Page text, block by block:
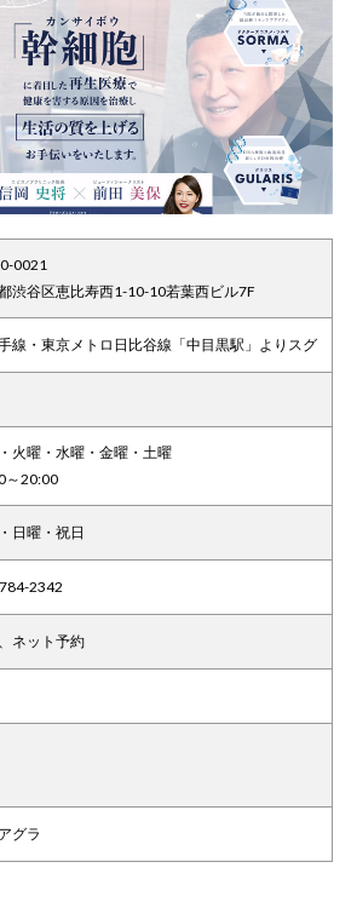
0021
渋谷区恵比寿西1-10-10若葉西ビル7F
線・東京メトロ日比谷線「中目黒駅」よりスグ
火曜・水曜・金曜・土曜
～20:00
日曜・祝日
2342
ネット予約
グラ